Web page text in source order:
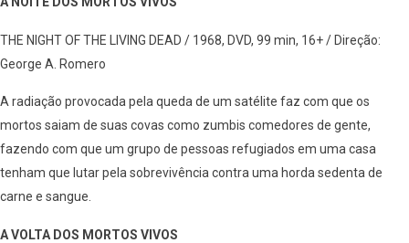
THE NIGHT OF THE LIVING DEAD / 1968, DVD, 99 min, 16+ / Direção:
George A. Romero
A radiação provocada pela queda de um satélite faz com que os
mortos saiam de suas covas como zumbis comedores de gente,
fazendo com que um grupo de pessoas refugiados em uma casa
tenham que lutar pela sobrevivência contra uma horda sedenta de
carne e sangue.
A VOLTA DOS MORTOS VIVOS